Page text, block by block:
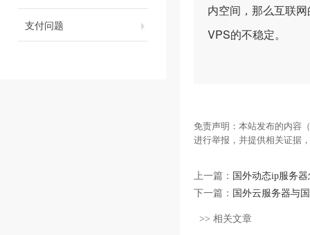
支付问题
内空间，那么互联
VPS的不稳定。
免责声明：本站发布的内容
进行举报，并提供相关证据
上一篇： 国外动态ip服务
下一篇： 国外云服务器与
>> 相关文章